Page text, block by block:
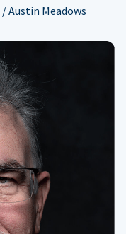
/ Austin Meadows